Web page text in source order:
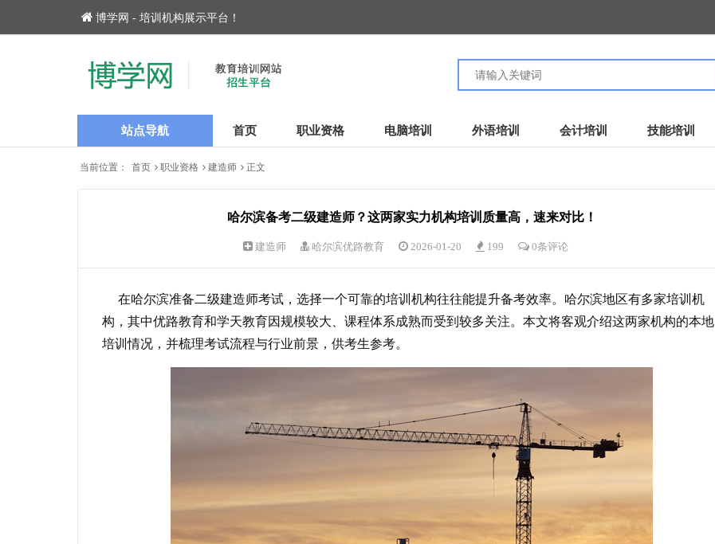
博学网 - 培训机构展示平台！
站点导航 首页 职业资格 电脑培训 外语培训 会计培训 技能培训
当前位置： 首页 职业资格 建造师 正文
哈尔滨备考二级建造师？这两家实力机构培训质量高，速来对比！
建造师 哈尔滨优路教育 2026-01-20 199 0条评论
在哈尔滨准备二级建造师考试，选择一个可靠的培训机构往往能提升备考效率。哈尔滨地区有多家培训机
构，其中优路教育和学天教育因规模较大、课程体系成熟而受到较多关注。本文将客观介绍这两家机构的本地
培训情况，并梳理考试流程与行业前景，供考生参考。